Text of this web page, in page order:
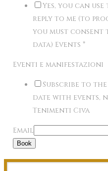
Yes, you can
reply to me (to
you must consent
data) Events *
Eventi e manifestazioni
Subscribe to
date with events,
Tenimenti Civa
Email
Book